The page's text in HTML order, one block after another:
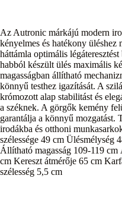
Az Autronic márkájú modern
kényelmes és hatékony üléshez
háttámla optimális
habból készült ülés maximális
magasságban állítható
könnyű testhez igazítását. A
krómozott alap stabilitást és
a széknek. A görgők kemény
garantálja a könnyű mozgatást.
irodákba és otthoni
szélessége 49 cm Ülésmélység
Állítható magasság 109-119
cm Kereszt átmérője 65 cm
szélesség 5,5 cm